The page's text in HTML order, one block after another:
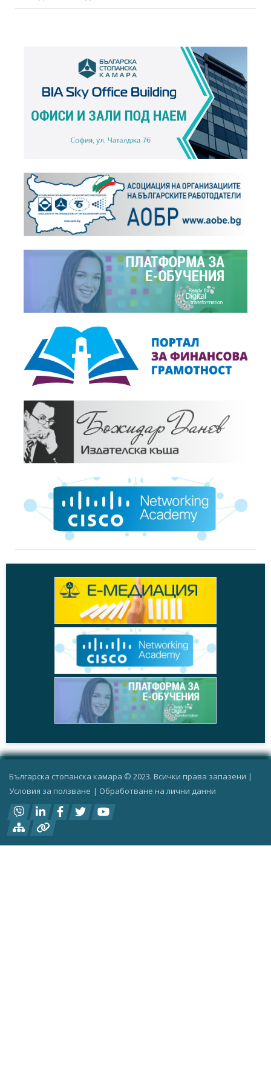
Българска стопанска камара © 2023. Всички права запазени |
Условия за ползване | Oбработване на лични данни